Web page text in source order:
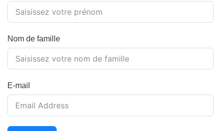
Nom de famille
E-mail